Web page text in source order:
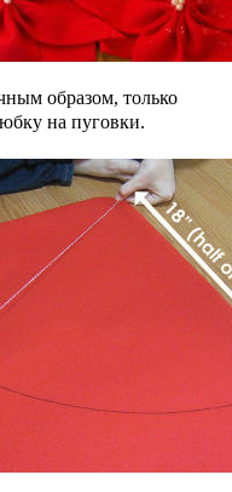
образом, только
на пуговки.